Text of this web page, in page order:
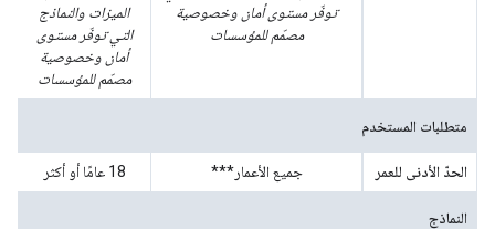
توفّر مستوى أمان وخصوصية
مصمّم للمؤسسات
الميزات والنماذج
التي توفّر مستوى
أمان وخصوصية
مصمّم للمؤسسات
متطلبات المستخدم
الحدّ الأدنى للعمر جميع الأعمار*** ‫18 عامًا أو أكثر
النماذج